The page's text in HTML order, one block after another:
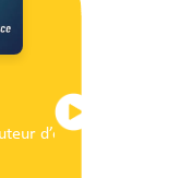
d’enfants